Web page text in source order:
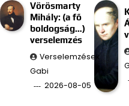
Vörösmarty
Mihály: (a fő
boldogság…)
verselemzés
Verselemzések
Gabi
2026-08-05